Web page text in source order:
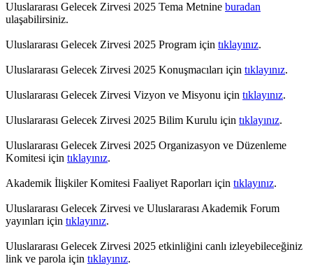
Uluslararası Gelecek Zirvesi 2025 Tema Metnine buradan
ulaşabilirsiniz.
Uluslararası Gelecek Zirvesi 2025 Program için tıklayınız.
Uluslararası Gelecek Zirvesi 2025 Konuşmacıları için tıklayınız.
Uluslararası Gelecek Zirvesi Vizyon ve Misyonu için tıklayınız.
Uluslararası Gelecek Zirvesi 2025 Bilim Kurulu için tıklayınız.
Uluslararası Gelecek Zirvesi 2025 Organizasyon ve Düzenleme
Komitesi için tıklayınız.
Akademik İlişkiler Komitesi Faaliyet Raporları için tıklayınız.
Uluslararası Gelecek Zirvesi ve Uluslararası Akademik Forum
yayınları için tıklayınız.
Uluslararası Gelecek Zirvesi 2025 etkinliğini canlı izleyebileceğiniz
link ve parola için tıklayınız.